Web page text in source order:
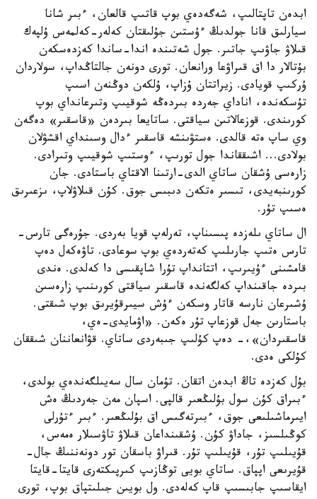
ابدەن تاپتالىپ، شەگەدەي بوپ قاتىپ قالعان، ءبىر شانا
سيارلىق قانا جولدىڭ ءۇستىن جۇلىقتان كەلەر-كەلمەس ۇلپەك
قىلاۋ جاۋىپ جاتىر. جول شەتىندە اندا-ساندا كەزدەسكەن
بۇتالار دا اق قىراۋعا ورانعان. تورى دونەن جالتاڭداپ، سولاردان
ۇركىپ قويادى. زيراتتان ۇزاپ، ۇلكەن دوڭنەن اسىپ
تۇسكەندە، اناداي جەردە بىردەڭە شوقيىپ وتىرعانداي بوپ
كورىندى. قوزعالاتىن سياقتى. ساتايعا بىردەن «قاسقىر» دەگەن
وي ساپ ەتە قالدى. ەستۋىنشە قاسقىر ءدال وسىنداي اقشۋلان
بولادى... اشىققاندا جول تورىپ، ءوستىپ شوقيىپ وتىرادى.
زارەسى ۇشقان ساتاي الدى-ارتىنا الاقتاي باستادى. جان
كورىنبەيدى، تىسىر ەتكەن دىبىس جوق. كۇن قىلاۋلاپ، ىزعىرىق
ەسىپ تۇر.
ال ساتاي ىلەزدە پىسىناپ، تەرلەپ قويا بەردى. جۇرەگى تارس-
تارس ەتىپ جارىلىپ كەتەردەي بوپ سوعادى. تاۋەكەل دەپ
قامشىنى ءۇيىرىپ، اتتانداپ تۇرا شاپقىسى دا كەلدى. ەندى
بىردە جاقىنداپ كەلگەندە قاسقىر سياقتى كورىنىپ زارەسىن
ۇشىرعان نارسە قاتار وسكەن ءۇش سيىرقۇيرىق بوپ شىقتى.
باستارىن جەل قوزعاپ تۇر ەكەن. «اۋمايدى-ەي،
قاسقىردان»،- دەپ كۇلىپ جىبەردى ساتاي. قۋانعاننان شىققان
كۇلكى ەدى.
بۇل كەزدە تاڭ ابدەن اتقان. تۇمان سال سەيىلگەندەي بولدى،
ءبىراق كۇن سول بۇلىڭعىر قالپى. اسپان مەن جەردىڭ ەش
ايىرماشىلىعى جوق، ءبىرتەگىس اق بۇلىڭعىر. ءبىر ءتۇرلى
كوڭىلسىز، جاداۋ كۇن. ۇشقىنداعان قىلاۋ تاۋسىلار ەمەس،
قۇيىلىپ تۇر، قۇيىلىپ تۇر. قىراۋ باسقان تور دونەننىڭ جال-
قۇيرىعى اپپاق. ساتاي بويى توڭازىپ كىرپىكتەرى قايتا-قايتا
ايقاسىپ جابىسىپ قاپ كەلەدى. ول بويىن جىلىتپاق بوپ، تورى